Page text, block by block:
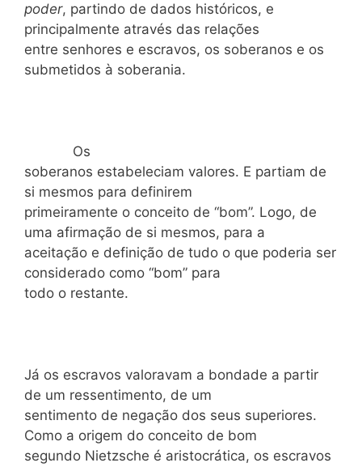
poder, partindo de dados históricos, e
principalmente através das relações
entre senhores e escravos, os soberanos e os
submetidos à soberania.
Os
soberanos estabeleciam valores. E partiam de
si mesmos para definirem
primeiramente o conceito de “bom”. Logo, de
uma afirmação de si mesmos, para a
aceitação e definição de tudo o que poderia ser
considerado como “bom” para
todo o restante.
Já os escravos valoravam a bondade a partir
de um ressentimento, de um
sentimento de negação dos seus superiores.
Como a origem do conceito de bom
segundo Nietzsche é aristocrática, os escravos